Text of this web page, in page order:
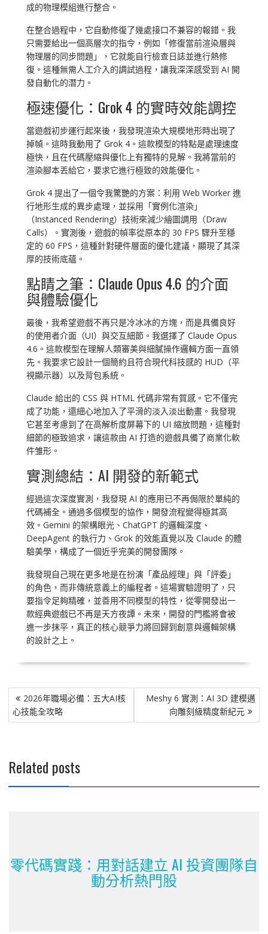
成的物理模組進行整合。
在整合過程中，它自動修復了幾處接口不兼容的報錯。我
只需要給出一個高層次的指令，例如「修復當前渲染層與
物理層的同步問題」，它就能自行檢查日誌並進行熱修
復。這種無需人工介入的調試過程，讓我深深感受到 AI 開
發自動化的潛力。
極速優化：Grok 4 的實時效能調控
當遊戲初步運行起來後，我發現渲染大規模地形時出現了
掉幀。這時我動用了 Grok 4。這款模型的特點是處理速度
極快，且在代碼壓縮與優化上有獨特的見解。我將當前的
渲染腳本丟給它，要求它進行極致的效能優化。
Grok 4 提出了一個令我驚艷的方案：利用 Web Worker 進
行地形生成的異步處理，並採用「實例化渲染」
（Instanced Rendering）技術來減少繪圖調用（Draw
Calls）。實測後，遊戲的幀率從原本的 30 FPS 驟升至穩
定的 60 FPS，這種針對硬件層面的優化建議，顯現了其深
厚的技術底蘊。
點睛之筆：Claude Opus 4.6 的介面
與體驗優化
最後，我希望遊戲不再只是冷冰冰的方塊，而是具備良好
的使用者介面（UI）與交互細節。我選擇了 Claude Opus
4.6。這款模型在理解人類審美與細膩操作邏輯方面一直領
先。我要求它設計一個簡約且符合現代科技感的 HUD（平
視顯示器）以及背包系統。
Claude 給出的 CSS 與 HTML 代碼非常有質感。它不僅完
成了功能，還細心地加入了平滑的淡入淡出動畫。我發現
它甚至考慮到了在高解析度屏幕下的 UI 縮放問題，這種對
細節的極致追求，讓這款由 AI 打造的遊戲具備了商業化軟
件雏形。
實測總結：AI 開發的新範式
經過這次深度實測，我發現 AI 的應用已不再侷限於單純的
代碼補全。通過多個模型的協作，開發流程變得極其高
效。Gemini 的架構眼光、ChatGPT 的邏輯深度、
DeepAgent 的執行力、Grok 的效能直覺以及 Claude 的體
驗美學，構成了一個近乎完美的開發團隊。
我發現自己現在更多地是在扮演「產品經理」與「評委」
的角色，而非傳統意義上的編程者。這場實驗證明了，只
要指令足夠精確，並善用不同模型的特性，從零開發出一
款經典遊戲已不再是天方夜譚。未來，開發的門檻將會被
進一步抹平，真正的核心競爭力將回歸到創意與邏輯架構
的設計之上。
文
章
導
2026年職場必備：五大AI核
心技能全攻略
Meshy 6 實測：AI 3D 建模邁
向雕刻級精度新紀元
Related posts
零代碼實踐：用對話建立 AI 投資團隊自
動分析熱門股